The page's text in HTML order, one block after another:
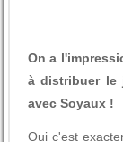
On a
à distribuer le
avec Soyaux !
Oui c'est